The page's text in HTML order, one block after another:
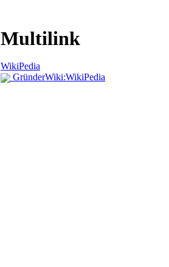
Multilink
WikiPedia
GründerWiki:WikiPedia